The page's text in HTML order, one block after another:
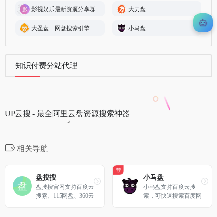
影视娱乐最新资源分享群 大力盘
大圣盘 – 网盘搜索引擎 小马盘
知识付费分站代理
UP云搜 - 最全阿里云盘资源搜索神器
相关导航
盘搜搜
盘搜搜官网支持百度云
搜索、115网盘、360云
荐
小马盘
小马盘支持百度云搜
索，可快速搜索百度网